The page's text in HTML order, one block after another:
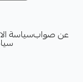
عن صوابسياسة